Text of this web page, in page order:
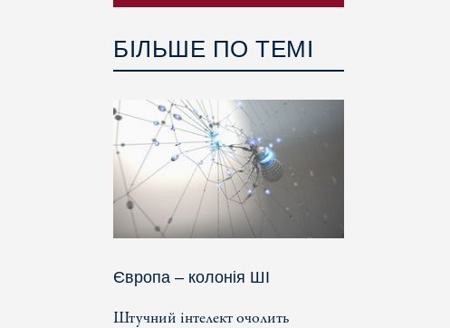
БІЛЬШЕ ПО ТЕМІ
Європа – колонія ШІ
Штучний інтелект очолить